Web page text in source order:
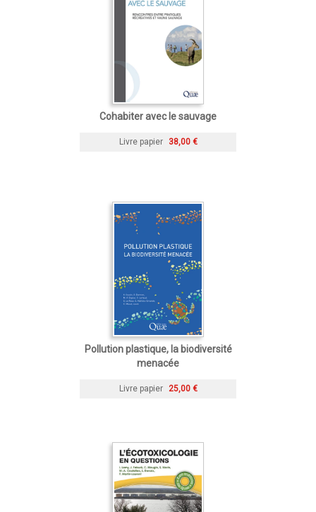
Cohabiter avec le sauvage
Livre papier 38,00 €
Pollution plastique, la biodiversité
menacée
Livre papier 25,00 €